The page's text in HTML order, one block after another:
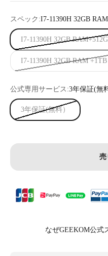
スペック:I7-11390H 32GB
I7-11390H 32GB
I7-11390H 32GB RAM +1TB
公式専用サービス:3年保証(無
3年保証(無料）
売
なぜGEEKOM公式